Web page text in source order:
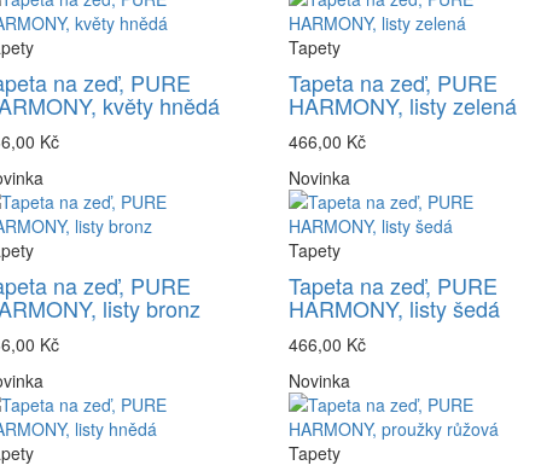
na zeď, PURE
květy hnědá
Kč
Tapety
Tapeta na zeď, PURE
HARMONY, listy zelená
466,00 Kč
na zeď, PURE
listy bronz
Kč
Novinka
Tapety
Tapeta na zeď, PURE
HARMONY, listy šedá
466,00 Kč
Novinka
Tapety